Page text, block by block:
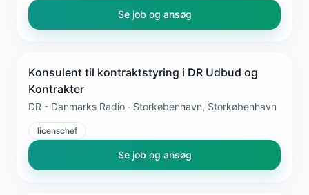
Se job og ansøg
Konsulent til kontraktstyring i DR Udbud og
Kontrakter
DR - Danmarks Radio · Storkøbenhavn, Storkøbenhavn
licenschef
Se job og ansøg